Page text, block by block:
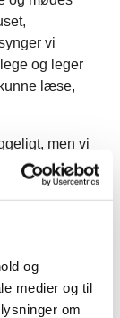
og
medier og til
om
vi
og leger
læse,
men vi
på, at det er
Kongelige